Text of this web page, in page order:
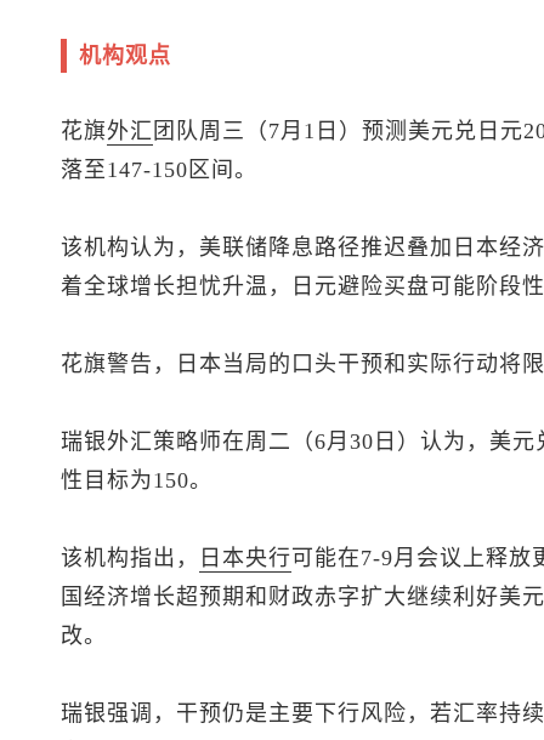
机构观点
花旗外汇 团队周三（7月1日）预测 美元兑日元
落至147-150区间。
该机构认为，美联储降息路径推迟叠加日本经
着全球增长担忧升温，日元避险买盘可能阶段
花旗警告，日本当局的口头干预和实际行动将
瑞银外汇策略师在周二（6月30日）认为， 美元
性目标为150。
该机构指出， 日本央行可能在7-9月会议上释放
国经济增长超预期和财政赤字扩大继续利好美
改。
瑞银强调，干预仍是主要下行风险，若汇率持